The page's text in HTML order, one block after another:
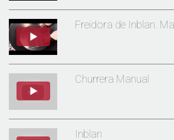
Freidora de Inblan.
Churrera Manual
Inblan